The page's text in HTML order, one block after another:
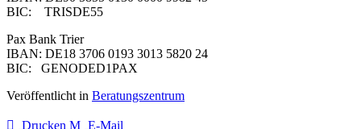
BIC: TRISDE55
Pax Bank Trier
IBAN: DE18 3706 0193 3013 5820 24
BIC: GENODED1PAX
Veröffentlicht in Beratungszentrum
Drucken E-Mail